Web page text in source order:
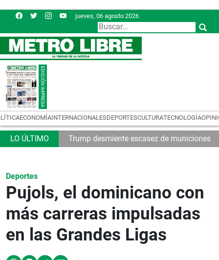
jueves, 06 agosto 2026
ECONOMÍAINTERNACIONALESDEPORTESCULTURATECNOLOGÍA
Trump desmiente escasez de municiones
Deportes
Pujols, el dominicano con
más carreras impulsadas
en las Grandes Ligas